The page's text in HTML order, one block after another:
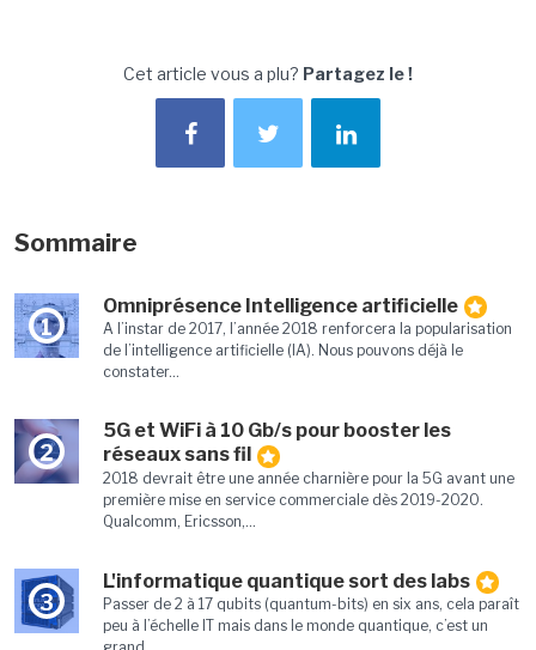
Cet article vous a plu? Partagez le !
Sommaire
1
Omniprésence Intelligence artificielle
A l’instar de 2017, l’année 2018 renforcera la popularisation
de l’intelligence artificielle (IA). Nous pouvons déjà le
constater...
2
5G et WiFi à 10 Gb/s pour booster les
réseaux sans fil
2018 devrait être une année charnière pour la 5G avant une
première mise en service commerciale dès 2019-2020.
Qualcomm, Ericsson,...
3
L'informatique quantique sort des labs
Passer de 2 à 17 qubits (quantum-bits) en six ans, cela paraît
peu à l’échelle IT mais dans le monde quantique, c’est un